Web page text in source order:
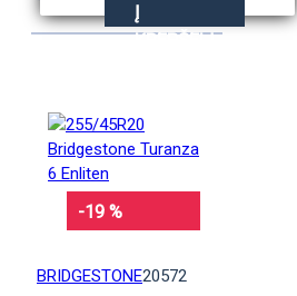
Į
KREPŠELĮ
-19 %
BRIDGESTONE20572